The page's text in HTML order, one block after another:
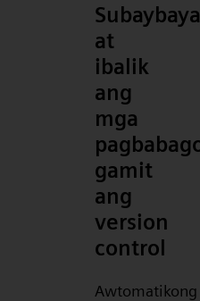
at
ibalik
ang
mga
gamit
ang
version
control
Awtomatikong